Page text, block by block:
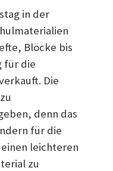
in der
Blöcke bis
für die
Die
denn das
für die
leichteren
zu